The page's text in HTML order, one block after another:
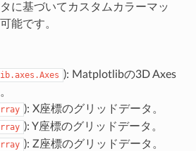
に基づいてカスタムカラーマッ
能です。
): Matplotlibの3D Axes
): X座標のグリッドデータ。
): Y座標のグリッドデータ。
): Z座標のグリッドデータ。